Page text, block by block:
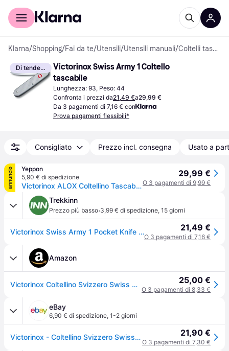
Per il tuo shopping
Klarna/Shopping/Fai da te/Utensili/Utensili manuali/ Coltelli tascabili
Di tendenza
Victorinox Swiss Army 1 Coltello
tascabile
Lunghezza: 93, Peso: 44
Confronta i prezzi da21,49 €a29,99 €
Da 3 pagamenti di 7,16 € con
Prova pagamenti flessibili*
Consigliato Prezzo incl. consegna Usato a
annuncio
Yeppon
5,90 € di spedizione
Victorinox ALOX Coltellino Tascabile Silver
29,99 €
O 3 pagamenti di 9,99 €
Trekkinn
Prezzo più basso·3,99 € di spedizione, 15 giorni
Victorinox Swiss Army 1 Pocket Knife Rosso 21,49 €
O 3 pagamenti di 7,16 €
Amazon
Victorinox Coltellino Svizzero Swiss Army 1, Made in Switzerland, 1 Funzione, Acciaio Inossidabile, Argento 25,00 €
O 3 pagamenti di 8,33 €
eBay
6,90 € di spedizione, 1-2 giorni
Victorinox - Coltellino Svizzero Swiss Army 1 Alox V-0.8000.26 | 93mm | 44g | La 21,90 €
O 3 pagamenti di 7,30 €